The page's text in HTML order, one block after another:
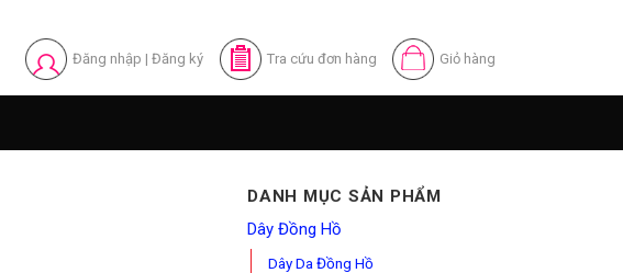
Đăng nhập | Đăng ký Tra cứu đơn hàng Giỏ hàng
DANH MỤC SẢN PHẨM
Dây Đồng Hồ
Dây Da Đồng Hồ